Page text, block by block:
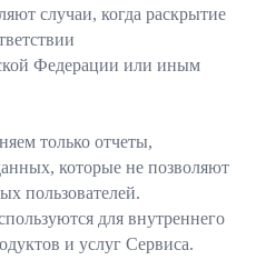
случаи, когда раскрытие
Федерации или иным
только отчеты,
которые не позволяют
пользователей.
для внутреннего
и услуг Сервиса.